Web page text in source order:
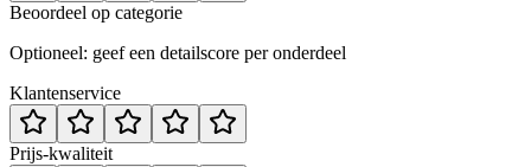
Beoordeel op categorie
Optioneel: geef een detailscore per onderdeel
Klantenservice
Prijs-kwaliteit